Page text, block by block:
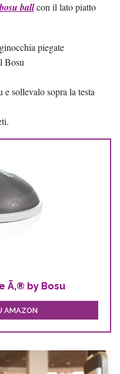
bosu ballcon il lato piatto
piegate
Bosu
sollevalo sopra la testa
Ã‚® by Bosu
AMAZON